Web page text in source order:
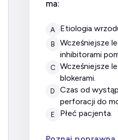
ma:
A etiologia
B
wcześniejsze leczenie
inhibitorami
C wcześniejsze leczenie H2-
blokerami.
D
czas od wystąpienia objawów
perforacji do
E płeć pacjenta.